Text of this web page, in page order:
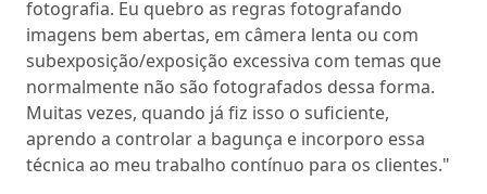
fotografia. Eu quebro as regras fotografando
imagens bem abertas, em câmera lenta ou com
subexposição/exposição excessiva com temas que
normalmente não são fotografados dessa forma.
Muitas vezes, quando já fiz isso o suficiente,
aprendo a controlar a bagunça e incorporo essa
técnica ao meu trabalho contínuo para os clientes."